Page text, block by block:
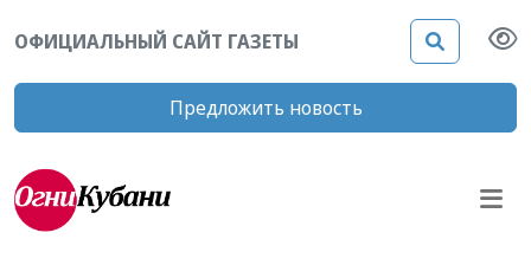
ОФИЦИАЛЬНЫЙ САЙТ ГАЗЕТЫ
Предложить новость